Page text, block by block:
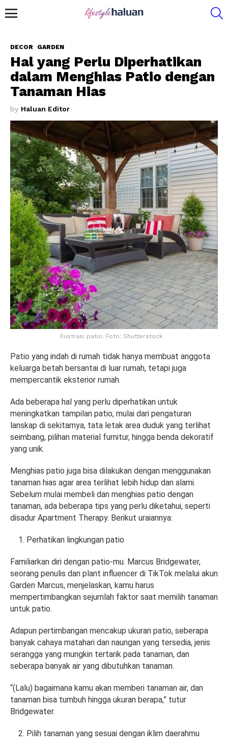
DECOR GARDEN
Hal yang Perlu Diperhatikan
dalam Menghias Patio dengan
Tanaman Hias
by Haluan Editor
Ilustrasi patio. Foto: Shutterstock
Patio yang indah di rumah tidak hanya membuat anggota
keluarga betah bersantai di luar rumah, tetapi juga
mempercantik eksterior rumah.
Ada beberapa hal yang perlu diperhatikan untuk
meningkatkan tampilan patio, mulai dari pengaturan
lanskap di sekitarnya, tata letak area duduk yang terlihat
seimbang, pilihan material furnitur, hingga benda dekoratif
yang unik.
Menghias patio juga bisa dilakukan dengan menggunakan
tanaman hias agar area terlihat lebih hidup dan alami.
Sebelum mulai membeli dan menghias patio dengan
tanaman, ada beberapa tips yang perlu diketahui, seperti
disadur Apartment Therapy. Berikut uraiannya:
Perhatikan lingkungan patio
Familiarkan diri dengan patio-mu. Marcus Bridgewater,
seorang penulis dan plant influencer di TikTok melalui akun
Garden Marcus, menjelaskan, kamu harus
mempertimbangkan sejumlah faktor saat memilih tanaman
untuk patio.
Adapun pertimbangan mencakup ukuran patio, seberapa
banyak cahaya matahari dan naungan yang tersedia, jenis
serangga yang mungkin tertarik pada tanaman, dan
seberapa banyak air yang dibutuhkan tanaman.
“(Lalu) bagaimana kamu akan memberi tanaman air, dan
tanaman bisa tumbuh hingga ukuran berapa,” tutur
Bridgewater.
Pilih tanaman yang sesuai dengan iklim daerahmu